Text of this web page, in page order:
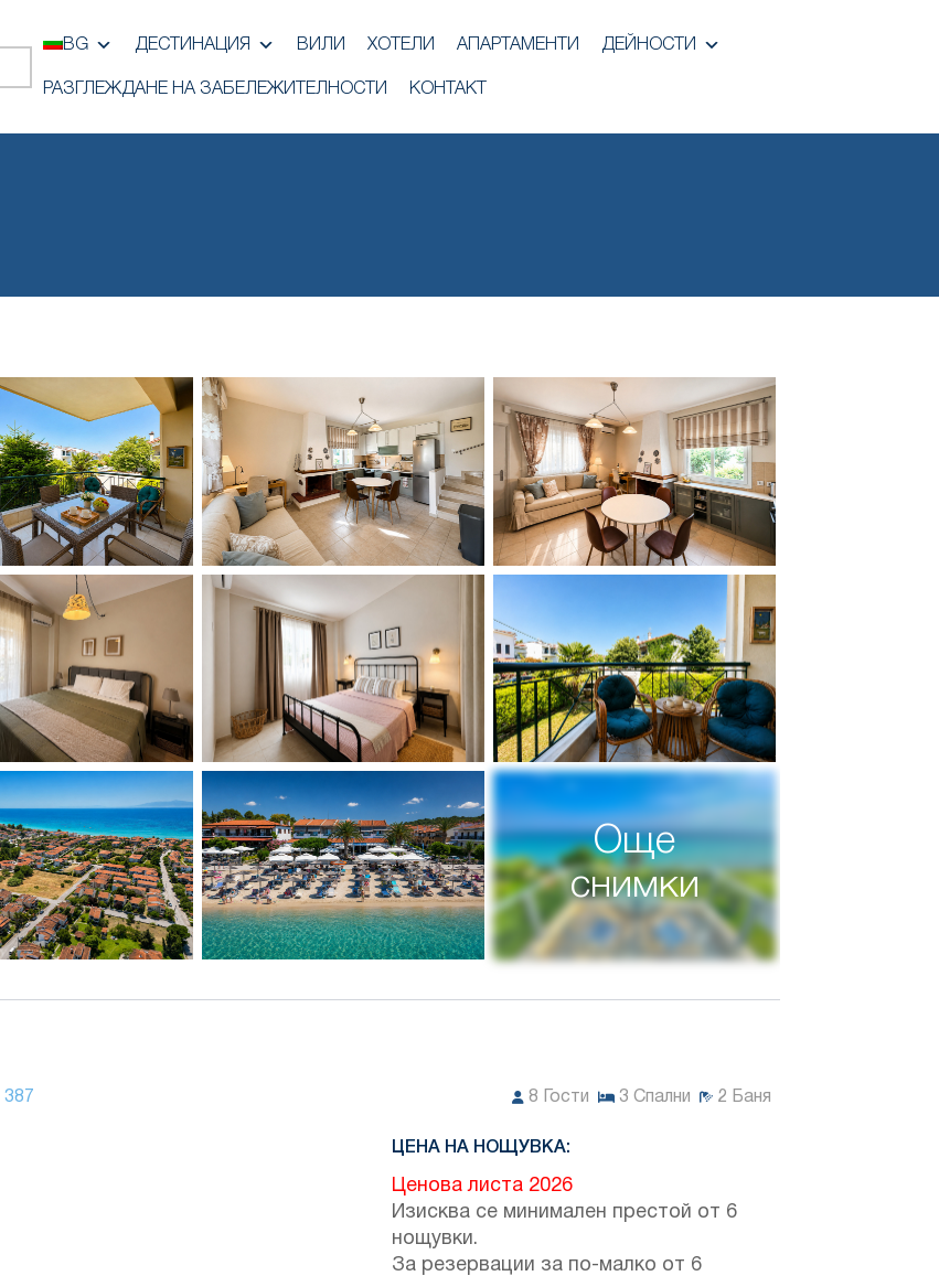
BG ДЕСТИНАЦИЯ ВИЛИ ХОТЕЛИ АПАРТАМЕНТИ ДЕЙНОСТИ
РАЗГЛЕЖДАНЕ НА ЗАБЕЛЕЖИТЕЛНОСТИ КОНТАКТ
Още
снимки
387 8 Гости 3 Спални 2 Баня
ЦЕНА НА НОЩУВКА:
Ценова листа 2026
Изисква се минимален престой от 6
нощувки.
За резервации за по-малко от 6